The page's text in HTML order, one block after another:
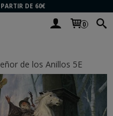
DE 60€
0
de los Anillos 5E